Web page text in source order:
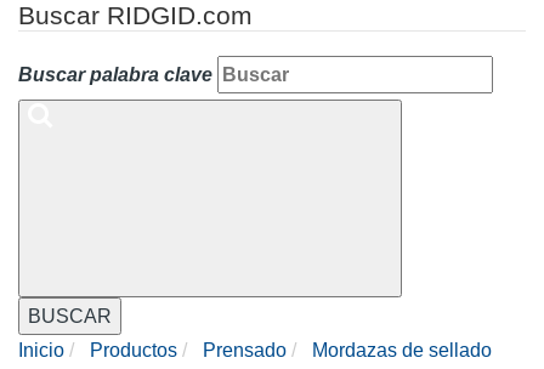
Buscar RIDGID.com
Buscar palabra clave
BUSCAR
Inicio
Productos Prensado
Mordazas de sellado